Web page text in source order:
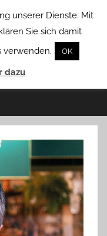
unserer Dienste. Mit
Sie sich damit
verwenden.
OK
dazu